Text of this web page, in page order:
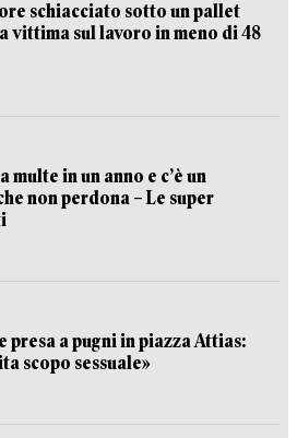
schiacciato sotto un pallet
vittima sul lavoro in meno di 48
in un anno e c’è un
non perdona – Le super
a pugni in piazza Attias:
scopo sessuale»